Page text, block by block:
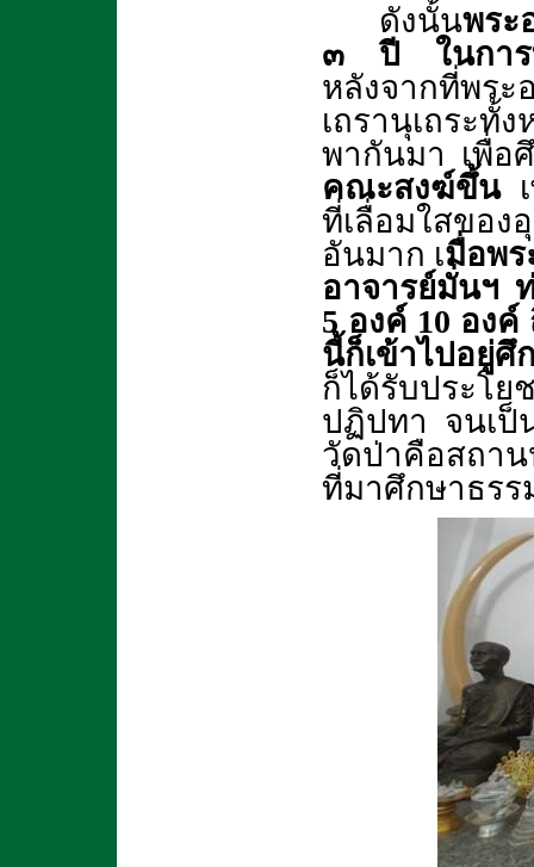
ดังนั้นพระ
๓ ปี ในการที่
หลังจากที่พร
เถรานุเถระทั้
พากันมา เพื่อ
คณะสงฆ์ขึ้นเ
ที่เลื่อมใสของ
อันมาก เมื่อพร
อาจารย์มั่นฯ
5 องค์ 10 องค์
นี้ก็เข้าไปอยู่ศึ
ก็ได้รับประโย
ปฏิปทา จนเป็
วัดป่าคือสถาน
ที่มาศึกษาธรร